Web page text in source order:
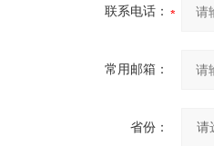
联系电话：
常用邮箱：
省份：